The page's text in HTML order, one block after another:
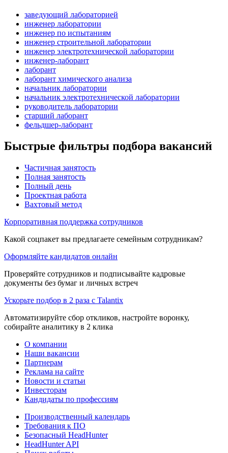
заведующий лабораторией
инженер лаборатории
инженер по испытаниям
инженер строительной лаборатории
инженер электротехнической лаборатории
инженер-лаборант
лаборант
лаборант химического анализа
начальник лаборатории
начальник электротехнической лаборатории
руководитель лаборатории
старший лаборант
фельдшер-лаборант
Быстрые фильтры подбора вакансий
Частичная занятость
Полная занятость
Полный день
Проектная работа
Вахтовый метод
Корпоративная поддержка сотрудников
Какой соцпакет вы предлагаете семейным сотрудникам?
Оформляйте кандидатов онлайн
Проверяйте сотрудников и подписывайте кадровые
документы без бумаг и личных встреч
Ускорьте подбор в 2 раза с Talantix
Автоматизируйте сбор откликов, настройте воронку,
собирайте аналитику в 2 клика
О компании
Наши вакансии
Партнерам
Реклама на сайте
Новости и статьи
Инвесторам
Кандидаты по профессиям
Производственный календарь
Требования к ПО
Безопасный HeadHunter
HeadHunter API